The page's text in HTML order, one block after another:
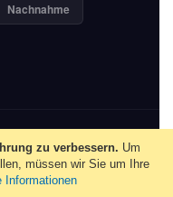
zu verbessern. Um
müssen wir Sie um Ihre
Informationen
Nachnahme
Saarbruecken - Alle